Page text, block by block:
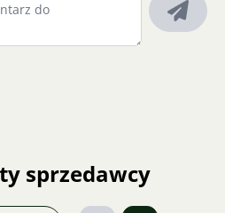
lub dwa.
sprzedawcy